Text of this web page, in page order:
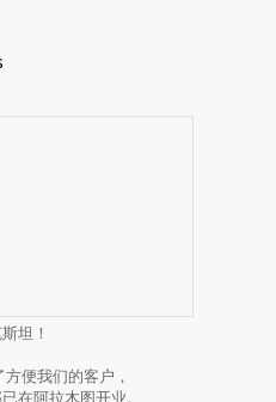
坦！
便我们的客户，
在阿拉木图开业。